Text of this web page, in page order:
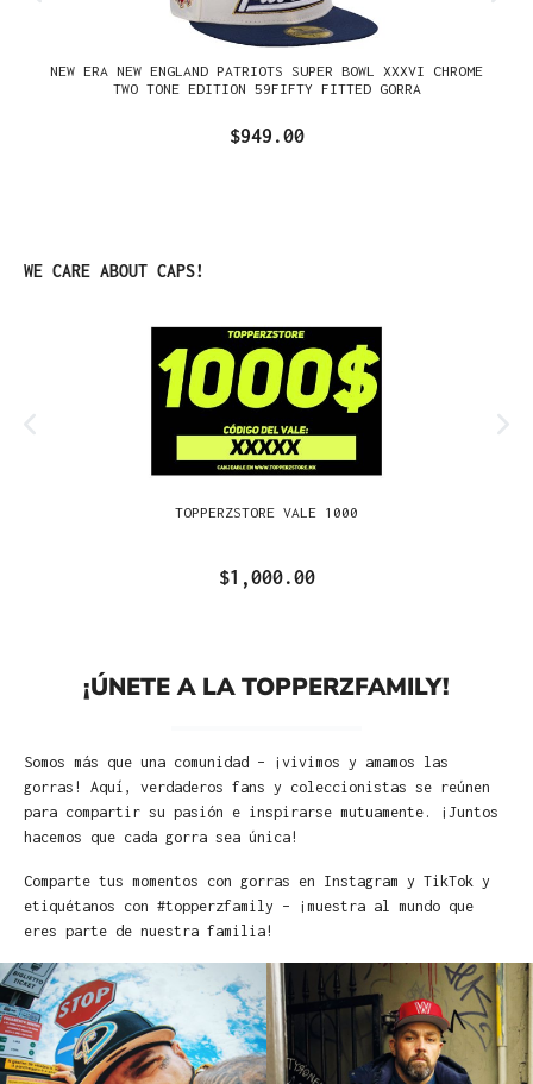
NEW ERA NEW ENGLAND PATRIOTS SUPER BOWL XXXVI CHROME
TWO TONE EDITION 59FIFTY FITTED GORRA
$949.00
Omitir la galería de productos
WE CARE ABOUT CAPS!
TOPPERZSTORE VALE 1000
$1,000.00
¡ÚNETE A LA TOPPERZFAMILY!
Somos más que una comunidad – ¡vivimos y amamos las
gorras! Aquí, verdaderos fans y coleccionistas se reúnen
para compartir su pasión e inspirarse mutuamente. ¡Juntos
hacemos que cada gorra sea única!
Comparte tus momentos con gorras en Instagram y TikTok y
etiquétanos con #topperzfamily – ¡muestra al mundo que
eres parte de nuestra familia!